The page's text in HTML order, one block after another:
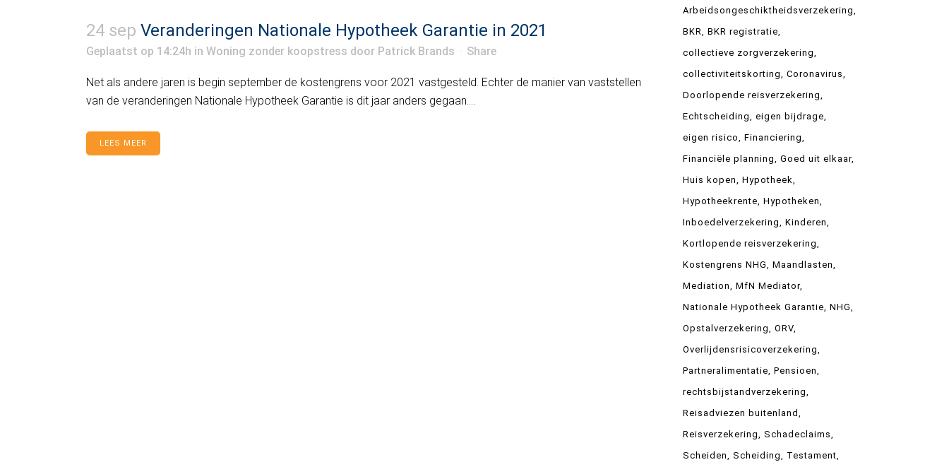
24 sep Veranderingen Nationale Hypotheek Garantie in 2021
Geplaatst op 14:24h in Woning zonder koopstress door Patrick Brands Share
Net als andere jaren is begin september de kostengrens voor 2021 vastgesteld. Echter de manier van vaststellen
van de veranderingen Nationale Hypotheek Garantie is dit jaar anders gegaan....
LEES MEER
Arbeidsongeschiktheidsverzekering
BKR BKR registratie
collectieve zorgverzekering
collectiviteitskorting
Coronavirus
Doorlopende reisverzekering
Echtscheiding
eigen bijdrage
eigen risico
Financiering
Financiële planning
Goed uit elkaar
Huis kopen
Hypotheek
Hypotheekrente Hypotheken
Inboedelverzekering
Kinderen
Kortlopende reisverzekering
Kostengrens NHG
Maandlasten
Mediation
MfN Mediator
Nationale Hypotheek Garantie NHG
Opstalverzekering
ORV
Overlijdensrisicoverzekering
Partneralimentatie Pensioen
rechtsbijstandverzekering
Reisadviezen buitenland
Reisverzekering
Schadeclaims
Scheiden
Scheiding
Testament